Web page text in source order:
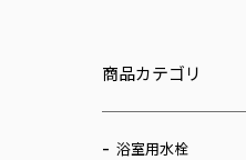
商品カテゴリ
浴室用水栓